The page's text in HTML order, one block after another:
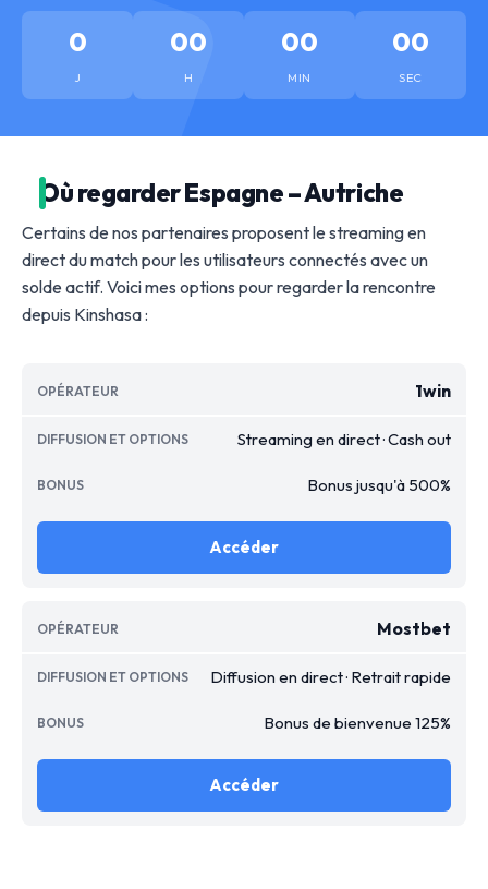
0
J
00
H
00
MIN
00
SEC
Où regarder Espagne – Autriche
Certains de nos partenaires proposent le streaming en
direct du match pour les utilisateurs connectés avec un
solde actif. Voici mes options pour regarder la rencontre
depuis Kinshasa :
1win
Streaming en direct · Cash out
Bonus jusqu'à 500%
Accéder
Mostbet
Diffusion en direct · Retrait rapide
Bonus de bienvenue 125%
Accéder